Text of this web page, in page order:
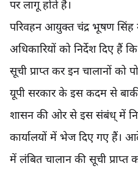
पर लागू होते हैं।
परिवहन आयुक्त चंद्र भूषण सिंह
अधिकारियों को निर्देश दिए हैं
सूची प्राप्त कर इन चालानों को
यूपी सरकार के इस कदम से बाकी
शासन की ओर से इस संबंध् में
कार्यालयों में भेज दिए गए हैं।
में लंबित चालान की सूची प्राप्त